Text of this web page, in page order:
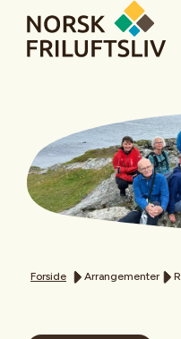
Forside Arrangementer